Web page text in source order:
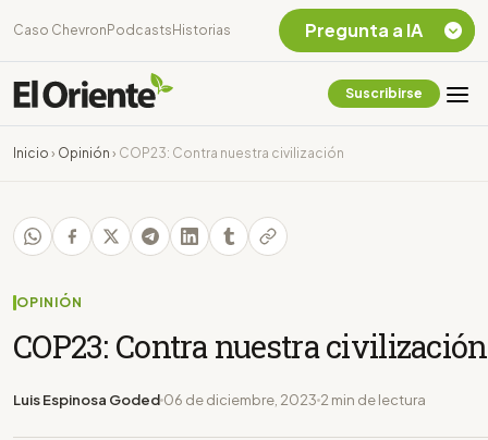
Caso Chevron Podcasts Historias
Suscribirse
Inicio › Opinión › COP23: Contra nuestra civilización
OPINIÓN
COP23: Contra nuestra civilización
Luis Espinosa Goded 06 de diciembre, 2023 2 min de lectura
Pregunta a IA
Chevron Ecuador